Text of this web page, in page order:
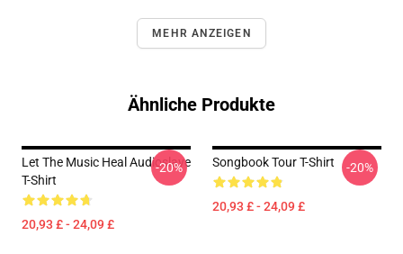
MEHR ANZEIGEN
Ähnliche Produkte
Let The Music Heal Audioslave
T-Shirt
20,93 £ - 24,09 £
-20% Songbook Tour T-Shirt
20,93 £ - 24,09 £
-20%